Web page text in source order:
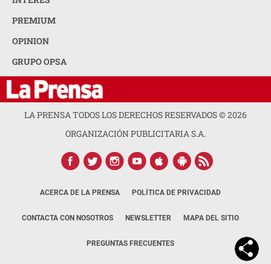
PREMIUM
OPINION
GRUPO OPSA
LA PRENSA TODOS LOS DERECHOS RESERVADOS ©2026
ORGANIZACIÓN PUBLICITARIA S.A.
ACERCA DE LA PRENSA POLÍTICA DE PRIVACIDAD
CONTACTA CON NOSOTROS NEWSLETTER MAPA DEL SITIO
PREGUNTAS FRECUENTES